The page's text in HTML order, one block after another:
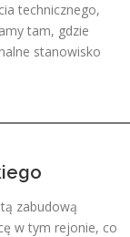
technicznego,
tam, gdzie
stanowisko
zabudową
w tym rejonie, co